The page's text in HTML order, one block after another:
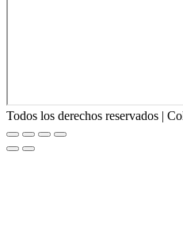
Todos los derechos reservados |